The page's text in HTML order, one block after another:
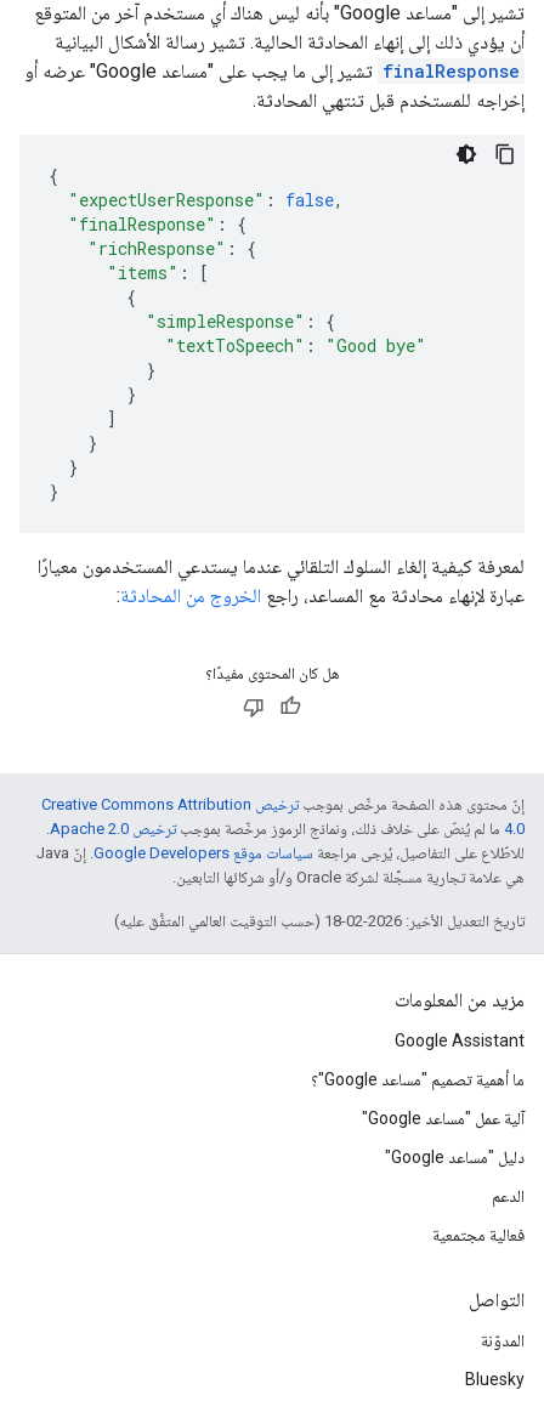
تشير إلى "مساعد Google" بأنه ليس هناك أي مستخدم آخر من المتوقع
أن يؤدي ذلك إلى إنهاء المحادثة الحالية. تشير رسالة الأشكال البيانية
finalResponse
تشير إلى ما يجب على "مساعد Google" عرضه أو
إخراجه للمستخدم قبل تنتهي المحادثة.
{
"expectUserResponse" : false,
"finalResponse" :
{
"richResponse" :
{
"items" :
[
{
"simpleResponse" :
{
"textToSpeech" :
"Good bye"
}
}
]
}
}
}
لمعرفة كيفية إلغاء السلوك التلقائي عندما يستدعي المستخدمون معيارًا
عبارة لإنهاء محادثة مع المساعد، راجع الخروج من المحادثة:
هل كان المحتوى مفيدًا؟
إنّ محتوى هذه الصفحة مرخّص بموجب
ترخيص Creative Commons Attribution
4.0‏ ما لم يُنصّ على خلاف ذلك، ونماذج الرموز مرخّصة بموجبترخيص Apache 2.0‏
.
للاطّلاع على التفاصيل، يُرجى مراجعة سياسات موقع Google Developers‏
. إنّ Java
هي علامة تجارية مسجَّلة لشركة Oracle و/أو شركائها التابعين.
تاريخ التعديل الأخير: 2026-02-18 (حسب التوقيت العالمي المتفَّق عليه)
مزيد من المعلومات
Google Assistant
ما أهمية تصميم "مساعد Google"؟
آلية عمل "مساعد Google"
دليل "مساعد Google"
الدعم
فعالية مجتمعية
التواصل
المدوّنة
Bluesky